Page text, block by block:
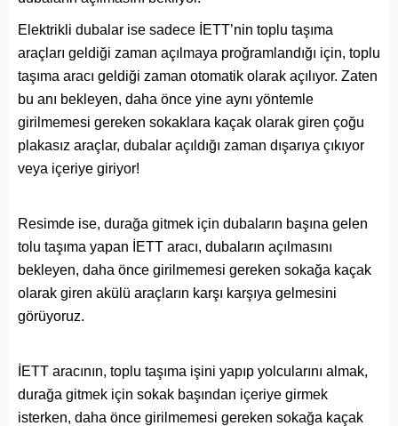
Elektrikli dubalar ise sadece İETT’nin toplu taşıma
araçları geldiği zaman açılmaya proğramlandığı için, toplu
taşıma aracı geldiği zaman otomatik olarak açılıyor. Zaten
bu anı bekleyen, daha önce yine aynı yöntemle
girilmemesi gereken sokaklara kaçak olarak giren çoğu
plakasız araçlar, dubalar açıldığı zaman dışarıya çıkıyor
veya içeriye giriyor!
Resimde ise, durağa gitmek için dubaların başına gelen
tolu taşıma yapan İETT aracı, dubaların açılmasını
bekleyen, daha önce girilmemesi gereken sokağa kaçak
olarak giren akülü araçların karşı karşıya gelmesini
görüyoruz.
İETT aracının, toplu taşıma işini yapıp yolcularını almak,
durağa gitmek için sokak başından içeriye girmek
isterken, daha önce girilmemesi gereken sokağa kaçak